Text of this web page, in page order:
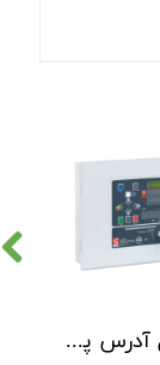
کنترل پنل آدرس پذیر C-TEC سری XFP دو لوپ 32 زون